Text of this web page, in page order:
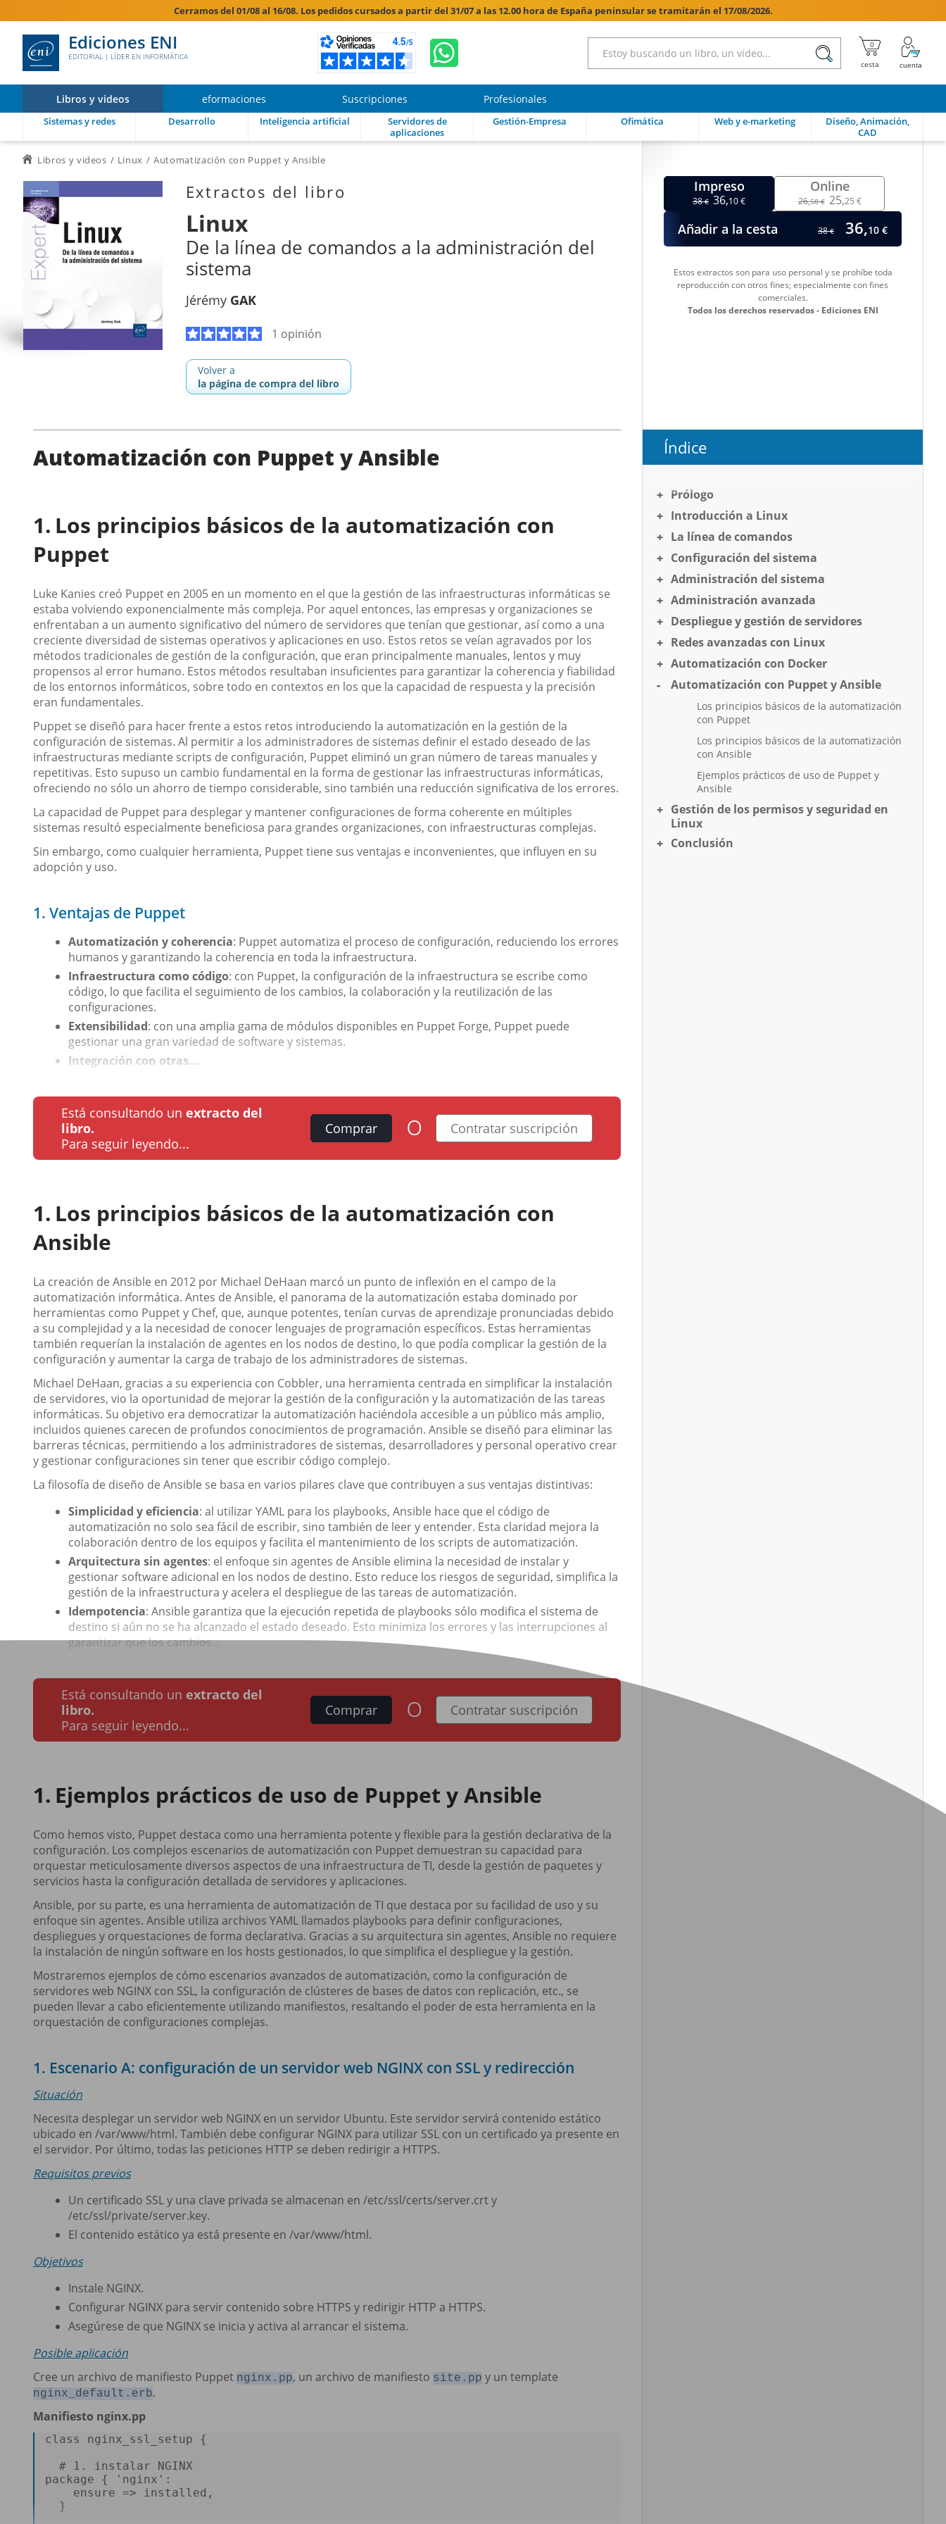
Cerramos del 01/08 al 16/08. Los pedidos cursados a partir del 31/07 a las 12.00 hora de España peninsular se tramitarán el 17/08/2026.
Ediciones ENI
EDITORIAL | LÍDER EN INFORMÁTICA 
Libros y videos eformaciones Suscripciones Profesionales
Sistemas y redes Desarrollo Inteligencia artificial
Servidores de
aplicaciones
Gestión-Empresa Ofimática Web y e-marketing
Diseño, Animación,
CAD
Libros y videos Linux Automatización con Puppet y Ansible
Extractos del libro
Linux
De la línea de comandos a la administración del
sistema
Jérémy GAK
1 opinión
Volver a
la página de compra del libro
Impreso
38€ 36,10 €
Online
26,58 € 25,25 €
Añadir a la cesta 38€ 36,10 €
Estos extractos son para uso personal y se prohíbe toda
reproducción con otros fines; especialmente con fines
comerciales.
Todos los derechos reservados - Ediciones ENI
Automatización con Puppet y Ansible
Los principios básicos de la automatización con
Puppet
Luke Kanies creó Puppet en 2005 en un momento en el que la gestión de las infraestructuras informáticas se
estaba volviendo exponencialmente más compleja. Por aquel entonces, las empresas y organizaciones se
enfrentaban a un aumento significativo del número de servidores que tenían que gestionar, así como a una
creciente diversidad de sistemas operativos y aplicaciones en uso. Estos retos se veían agravados por los
métodos tradicionales de gestión de la configuración, que eran principalmente manuales, lentos y muy
propensos al error humano. Estos métodos resultaban insuficientes para garantizar la coherencia y fiabilidad
de los entornos informáticos, sobre todo en contextos en los que la capacidad de respuesta y la precisión
eran fundamentales.
Puppet se diseñó para hacer frente a estos retos introduciendo la automatización en la gestión de la
configuración de sistemas. Al permitir a los administradores de sistemas definir el estado deseado de las
infraestructuras mediante scripts de configuración, Puppet eliminó un gran número de tareas manuales y
repetitivas. Esto supuso un cambio fundamental en la forma de gestionar las infraestructuras informáticas,
ofreciendo no sólo un ahorro de tiempo considerable, sino también una reducción significativa de los errores.
La capacidad de Puppet para desplegar y mantener configuraciones de forma coherente en múltiples
sistemas resultó especialmente beneficiosa para grandes organizaciones, con infraestructuras complejas.
Sin embargo, como cualquier herramienta, Puppet tiene sus ventajas e inconvenientes, que influyen en su
adopción y uso.
1. Ventajas de Puppet
Automatización y coherencia: Puppet automatiza el proceso de configuración, reduciendo los errores
humanos y garantizando la coherencia en toda la infraestructura.
Infraestructura como código: con Puppet, la configuración de la infraestructura se escribe como
código, lo que facilita el seguimiento de los cambios, la colaboración y la reutilización de las
configuraciones.
Extensibilidad: con una amplia gama de módulos disponibles en Puppet Forge, Puppet puede
gestionar una gran variedad de software y sistemas.
Integración con otras...
Está consultando un extracto del
libro.
Para seguir leyendo...
Comprar o Contratar suscripción
Los principios básicos de la automatización con
Ansible
La creación de Ansible en 2012 por Michael DeHaan marcó un punto de inflexión en el campo de la
automatización informática. Antes de Ansible, el panorama de la automatización estaba dominado por
herramientas como Puppet y Chef, que, aunque potentes, tenían curvas de aprendizaje pronunciadas debido
a su complejidad y a la necesidad de conocer lenguajes de programación específicos. Estas herramientas
también requerían la instalación de agentes en los nodos de destino, lo que podía complicar la gestión de la
configuración y aumentar la carga de trabajo de los administradores de sistemas.
Michael DeHaan, gracias a su experiencia con Cobbler, una herramienta centrada en simplificar la instalación
de servidores, vio la oportunidad de mejorar la gestión de la configuración y la automatización de las tareas
informáticas. Su objetivo era democratizar la automatización haciéndola accesible a un público más amplio,
incluidos quienes carecen de profundos conocimientos de programación. Ansible se diseñó para eliminar las
barreras técnicas, permitiendo a los administradores de sistemas, desarrolladores y personal operativo crear
y gestionar configuraciones sin tener que escribir código complejo.
La filosofía de diseño de Ansible se basa en varios pilares clave que contribuyen a sus ventajas distintivas:
Simplicidad y eficiencia: al utilizar YAML para los playbooks, Ansible hace que el código de
automatización no solo sea fácil de escribir, sino también de leer y entender. Esta claridad mejora la
colaboración dentro de los equipos y facilita el mantenimiento de los scripts de automatización.
Arquitectura sin agentes: el enfoque sin agentes de Ansible elimina la necesidad de instalar y
gestionar software adicional en los nodos de destino. Esto reduce los riesgos de seguridad, simplifica la
gestión de la infraestructura y acelera el despliegue de las tareas de automatización.
Idempotencia: Ansible garantiza que la ejecución repetida de playbooks sólo modifica el sistema de
destino si aún no se ha alcanzado el estado deseado. Esto minimiza los errores y las interrupciones al
garantizar que los cambios...
Está consultando un extracto del
libro.
Para seguir leyendo...
Comprar o Contratar suscripción
Ejemplos prácticos de uso de Puppet y Ansible
Como hemos visto, Puppet destaca como una herramienta potente y flexible para la gestión declarativa de la
configuración. Los complejos escenarios de automatización con Puppet demuestran su capacidad para
orquestar meticulosamente diversos aspectos de una infraestructura de TI, desde la gestión de paquetes y
servicios hasta la configuración detallada de servidores y aplicaciones.
Ansible, por su parte, es una herramienta de automatización de TI que destaca por su facilidad de uso y su
enfoque sin agentes. Ansible utiliza archivos YAML llamados playbooks para definir configuraciones,
despliegues y orquestaciones de forma declarativa. Gracias a su arquitectura sin agentes, Ansible no requiere
la instalación de ningún software en los hosts gestionados, lo que simplifica el despliegue y la gestión.
Mostraremos ejemplos de cómo escenarios avanzados de automatización, como la configuración de
servidores web NGINX con SSL, la configuración de clústeres de bases de datos con replicación, etc., se
pueden llevar a cabo eficientemente utilizando manifiestos, resaltando el poder de esta herramienta en la
orquestación de configuraciones complejas.
1. Escenario A: configuración de un servidor web NGINX con SSL y redirección
Situación
Necesita desplegar un servidor web NGINX en un servidor Ubuntu. Este servidor servirá contenido estático
ubicado en /var/www/html. También debe configurar NGINX para utilizar SSL con un certificado ya presente en
el servidor. Por último, todas las peticiones HTTP se deben redirigir a HTTPS.
Requisitos previos
Un certificado SSL y una clave privada se almacenan en /etc/ssl/certs/server.crt y
/etc/ssl/private/server.key.
El contenido estático ya está presente en /var/www/html.
Objetivos
Instale NGINX.
Configurar NGINX para servir contenido sobre HTTPS y redirigir HTTP a HTTPS.
Asegúrese de que NGINX se inicia y activa al arrancar el sistema.
Posible aplicación
Cree un archivo de manifiesto Puppet nginx.pp, un archivo de manifiesto site.pp y un template
nginx_default.erb.
Manifiesto nginx.pp
class
nginx_ssl_setup {
# 1. instalar NGINX
package {
'nginx' :
ensure => installed,
}
Índice
Prólogo
Introducción a Linux
La línea de comandos
Configuración del sistema
Administración del sistema
Administración avanzada
Despliegue y gestión de servidores
Redes avanzadas con Linux
Automatización con Docker
Automatización con Puppet y Ansible
Los principios básicos de la automatización
con Puppet
Los principios básicos de la automatización
con Ansible
Ejemplos prácticos de uso de Puppet y
Ansible
Gestión de los permisos y seguridad en
Linux
Conclusión